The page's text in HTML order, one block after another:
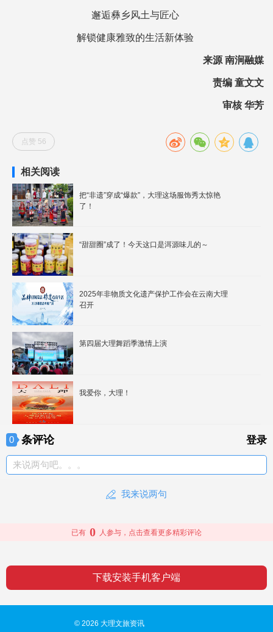
邂逅彝乡风土与匠心
解锁健康雅致的生活新体验
来源 南涧融媒
责编 童文文
审核 华芳
点赞 56
相关阅读
把“非遗”穿成“爆款”，大理这场服饰秀太惊艳
了！
“甜甜圈”成了！今天这口是洱源味儿的～
2025年非物质文化遗产保护工作会在云南大理
召开
第四届大理舞蹈季激情上演
我爱你，大理！
0 条评论 登录
来说两句吧。。。
我来说两句
已有 0 人参与，点击查看更多精彩评论
下载安装手机客户端
© 2026 大理文旅资讯